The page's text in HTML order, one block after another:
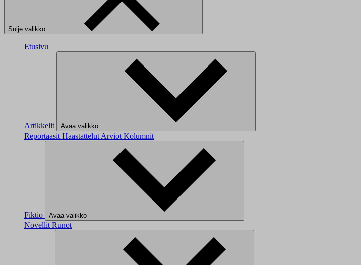
Sulje valikko
Etusivu
Artikkelit Avaa valikko
Reportaasit Haastattelut Arviot Kolumnit
Fiktio Avaa valikko
Novellit Runot